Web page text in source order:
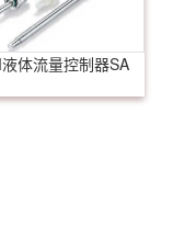
体流量控制器SA